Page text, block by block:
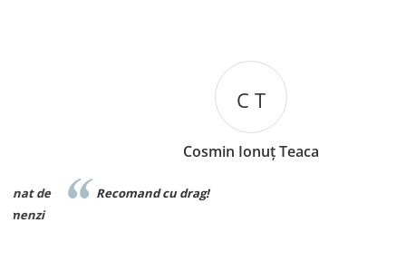
C T
Cosmin Ionuț Teaca
Recomand cu drag!